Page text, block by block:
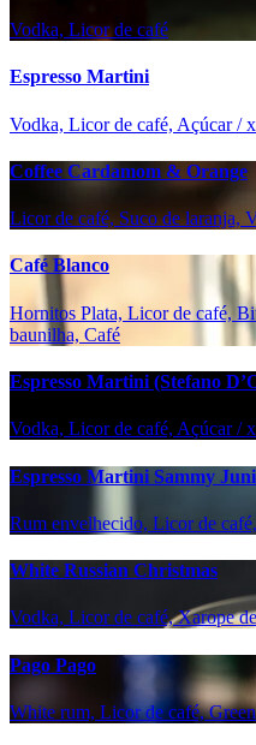
Vodka, Licor de café
Espresso Martini
Vodka, Licor de café, Açúcar /
Coffee Cardamom & Orange
Licor de café, Suco de laranja,
Café Blanco
Hornitos Plata, Licor de café,
baunilha, Café
Espresso Martini (Stefano
Vodka, Licor de café, Açúcar /
Espresso Martini Sammy
Rum envelhecido, Licor de
White Russian Christmas
Vodka, Licor de café, Xarope
Pago Pago
White rum, Licor de café,